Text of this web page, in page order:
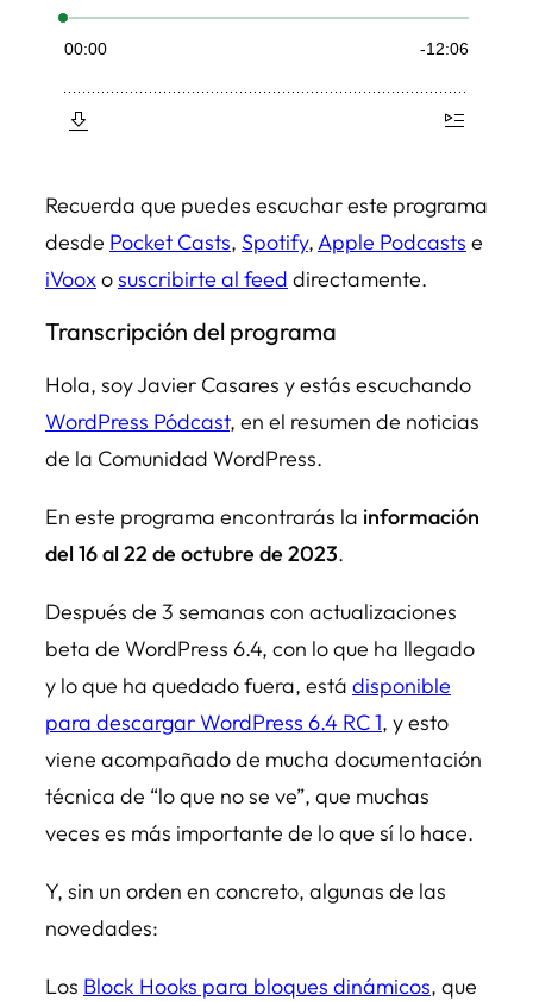
Recuerda que puedes escuchar este programa
desde Pocket Casts, Spotify,Apple Podcasts e
iVooxosuscribirte al feed directamente.
Transcripción del programa
Hola, soy Javier Casares y estás escuchando
WordPress Pódcast, en el resumen de noticias
de la Comunidad WordPress.
En este programa encontrarás la información
del 16 al 22 de octubre de 2023.
Después de 3 semanas con actualizaciones
beta de WordPress 6.4, con lo que ha llegado
y lo que ha quedado fuera, está disponible
para descargar WordPress 6.4 RC 1, y esto
viene acompañado de mucha documentación
técnica de “lo que no se ve”, que muchas
veces es más importante de lo que sí lo hace.
Y, sin un orden en concreto, algunas de las
novedades:
Los Block Hooks para bloques dinámicos, que